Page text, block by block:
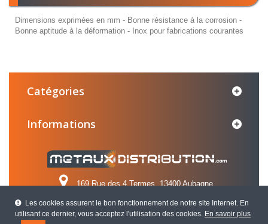
Les cookies assurent le bon fonctionnement de notre site Internet. En
utilisant ce dernier, vous acceptez l'utilisation des cookies. En savoir plus
Dimensions exprimées en mm - Bonne résistance à la corrosion -
Bonne aptitude à la déformation - Inox pour fabrications courantes
Catégories
Informations
169 Rue des 4 Termes, 13400 Aubagne
Appelez-nous au :04 42 84 31 31